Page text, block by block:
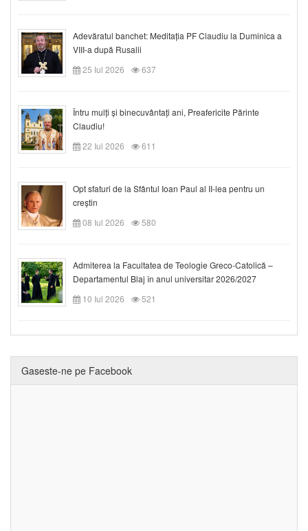
Adevăratul banchet: Meditația PF Claudiu la Duminica a
VIII-a după Rusalii
25 Iul 2026
637
Întru mulți și binecuvântați ani, Preafericite Părinte
Claudiu!
22 Iul 2026
611
Opt sfaturi de la Sfântul Ioan Paul al II-lea pentru un
creștin
08 Iul 2026
580
Admiterea la Facultatea de Teologie Greco-Catolică –
Departamentul Blaj în anul universitar 2026/2027
10 Iul 2026
521
Gaseste-ne pe Facebook